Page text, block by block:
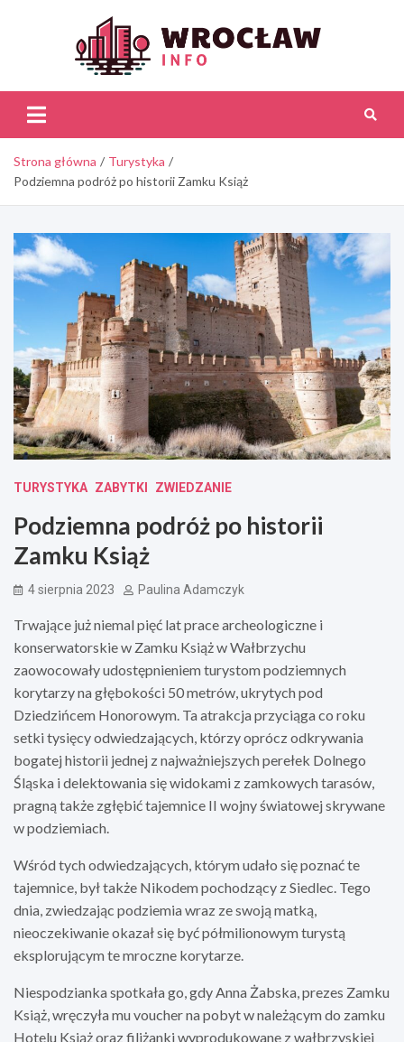
Strona główna
Turystyka
Podziemna podróż po historii Zamku Książ
TURYSTYKA ZABYTKI ZWIEDZANIE
Podziemna podróż po historii
Zamku Książ
4 sierpnia 2023 Paulina Adamczyk
Trwające już niemal pięć lat prace archeologiczne i
konserwatorskie w Zamku Książ w Wałbrzychu
zaowocowały udostępnieniem turystom podziemnych
korytarzy na głębokości 50 metrów, ukrytych pod
Dziedzińcem Honorowym. Ta atrakcja przyciąga co roku
setki tysięcy odwiedzających, którzy oprócz odkrywania
bogatej historii jednej z najważniejszych perełek Dolnego
Śląska i delektowania się widokami z zamkowych tarasów,
pragną także zgłębić tajemnice II wojny światowej skrywane
w podziemiach.
Wśród tych odwiedzających, którym udało się poznać te
tajemnice, był także Nikodem pochodzący z Siedlec. Tego
dnia, zwiedzając podziemia wraz ze swoją matką,
nieoczekiwanie okazał się być półmilionowym turystą
eksplorującym te mroczne korytarze.
Niespodzianka spotkała go, gdy Anna Żabska, prezes Zamku
Książ, wręczyła mu voucher na pobyt w należącym do zamku
Hotelu Książ oraz filiżanki wyprodukowane z wałbrzyskiej